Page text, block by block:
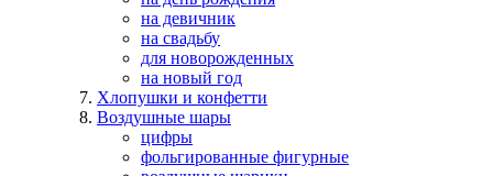
на девичник
на свадьбу
для новорожденных
на новый год
Хлопушки и конфетти
Воздушные шары
цифры
фольгированные фигурные